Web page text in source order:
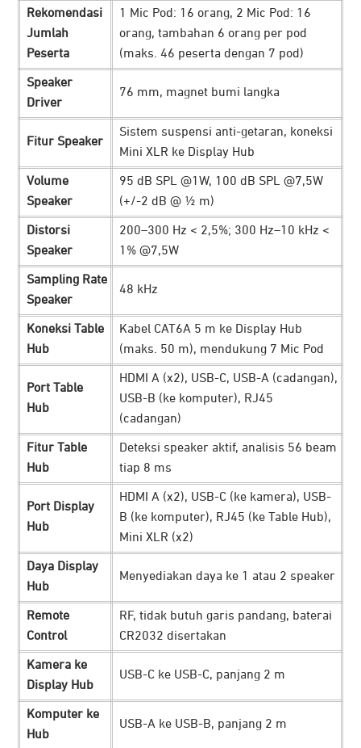
Saat dipasangkan dengan RoomMate, perangkat ini akan
tersambung dengan Logitech Sync. Ini akan memudahkan
Anda saat mengontrol perangkat ketika akan meeting.
Mulai dari memantau kondisi ruangan yang digunakan,
memastikan perangkat, melakukanupdateperangkat
jauh.
Kompatibel di Berbagai Aplikasi dan
Software Konferensi
Gunakan untuk meeting online atau konferensi jadi lebih
mudah dengan berbagai aplikasi dan software. Logitech
Rally Plus Video Conference telah disertifikasi untuk
penggunaan platform unggulan seperti Microsoft Teams
dan Google Meet dan kompatibel dengan platform lainnya
Rekomendasi
Jumlah
Peserta
1 Mic Pod: 16 orang, 2 Mic Pod: 16
orang, tambahan 6 orang per pod
(maks. 46 peserta dengan 7 pod)
Speaker
Driver
76 mm, magnet bumi langka
Fitur Speaker
Sistem suspensi anti-getaran, koneksi
Mini XLR ke Display Hub
Volume
Speaker
95 dB SPL @1W, 100 dB SPL @7,5W
(+/-2 dB @ ½ m)
Distorsi
Speaker
200–300 Hz < 2,5%; 300 Hz–10 kHz <
1% @7,5W
Sampling Rate
Speaker
48 kHz
Koneksi Table
Hub
Kabel CAT6A 5 m ke Display Hub
(maks. 50 m), mendukung 7 Mic Pod
Port Table
Hub
HDMI A (x2), USB-C, USB-A (cadangan),
USB-B (ke komputer), RJ45
(cadangan)
Fitur Table
Hub
Deteksi speaker aktif, analisis 56 beam
tiap 8 ms
Port Display
Hub
HDMI A (x2), USB-C (ke kamera), USB-
B (ke komputer), RJ45 (ke Table Hub),
Mini XLR (x2)
Daya Display
Hub
Menyediakan daya ke 1 atau 2 speaker
Remote
Control
RF, tidak butuh garis pandang, baterai
CR2032 disertakan
Kamera ke
Display Hub
USB-C ke USB-C, panjang 2 m
Komputer ke
Hub
USB-A ke USB-B, panjang 2 m